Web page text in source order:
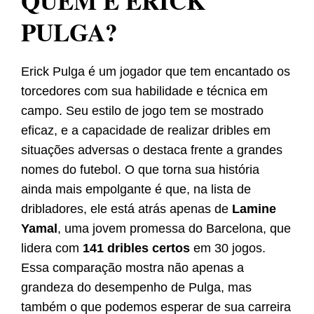
PULGA?
Erick Pulga é um jogador que tem encantado os
torcedores com sua habilidade e técnica em
campo. Seu estilo de jogo tem se mostrado
eficaz, e a capacidade de realizar dribles em
situações adversas o destaca frente a grandes
nomes do futebol. O que torna sua história
ainda mais empolgante é que, na lista de
dribladores, ele está atrás apenas de Lamine
Yamal , uma jovem promessa do Barcelona, que
lidera com 141 dribles certos em 30 jogos.
Essa comparação mostra não apenas a
grandeza do desempenho de Pulga, mas
também o que podemos esperar de sua carreira